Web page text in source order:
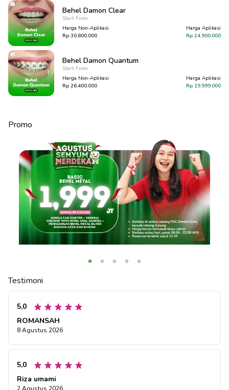
Behel Damon Clear
Start From
Harga Non-Aplikasi
Rp 30.800.000
Harga Aplikasi
Rp 24.900.000
Behel Damon Quantum
Start From
Harga Non-Aplikasi
Rp 26.400.000
Harga Aplikasi
Rp 19.999.000
Promo
Testimoni
5,0
ROMANSAH
8 Agustus 2026
5,0
Riza umami